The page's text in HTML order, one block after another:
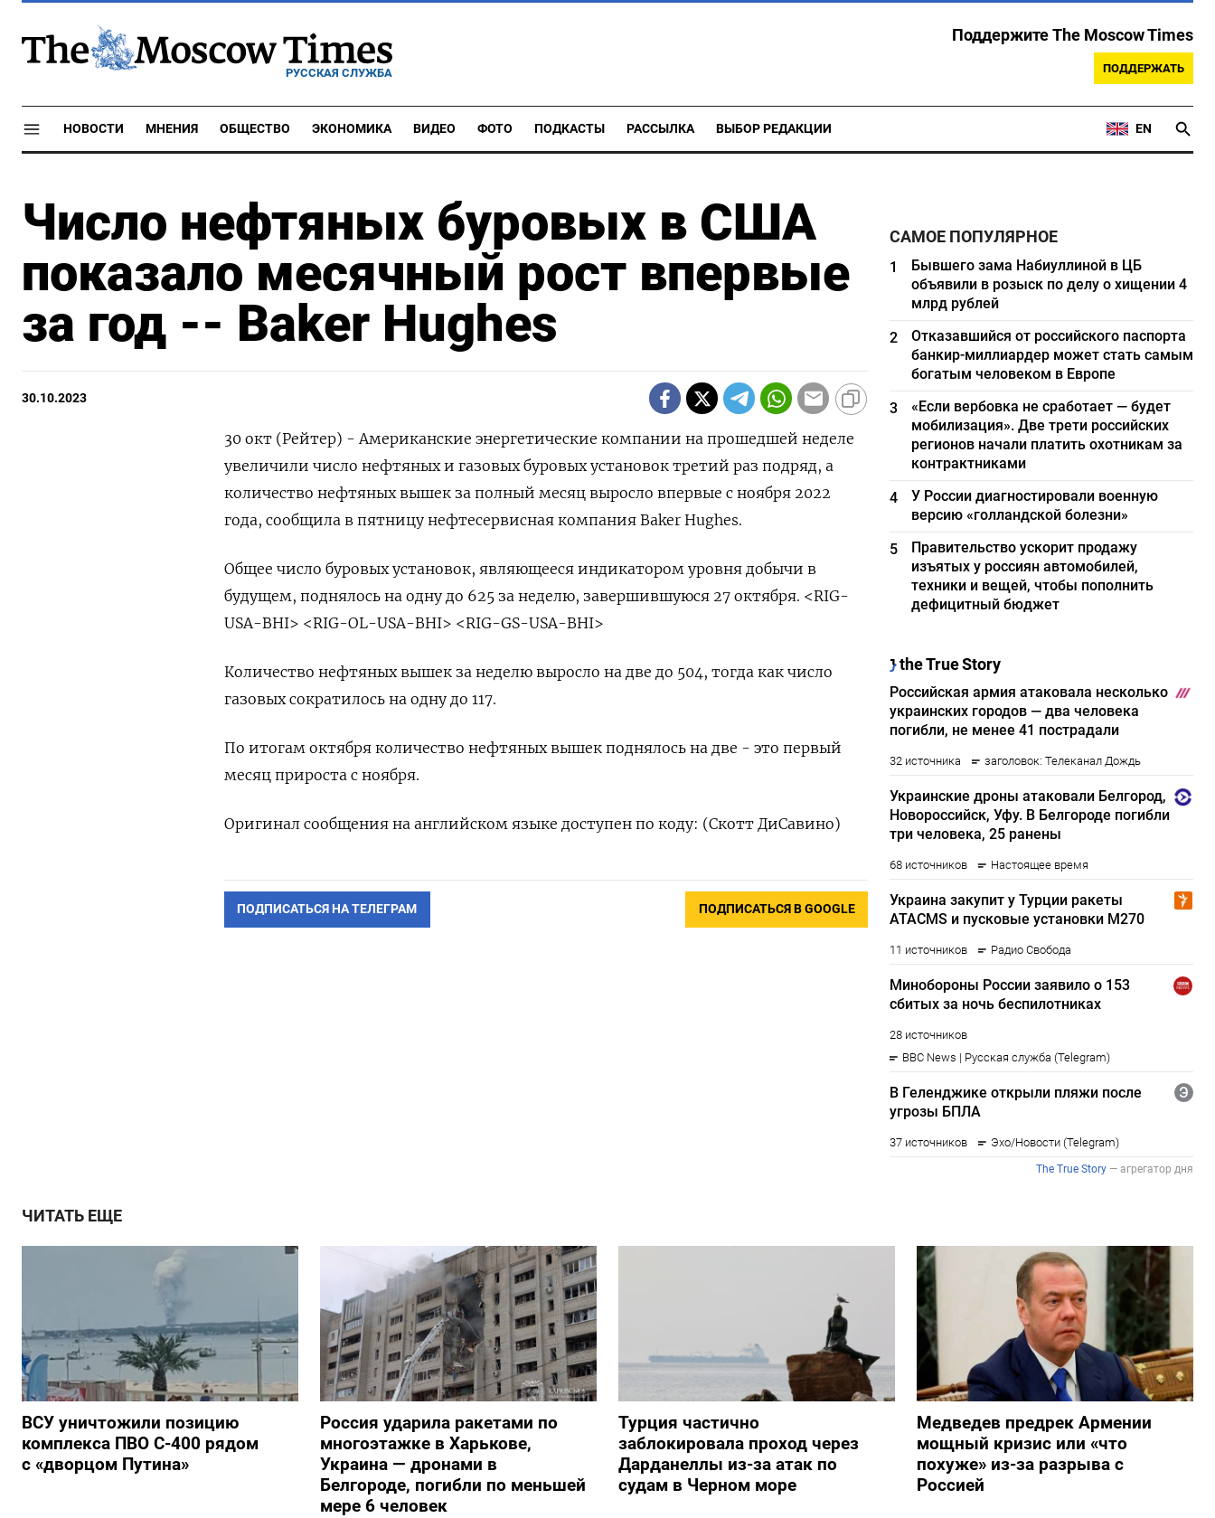
РУССКАЯ СЛУЖБА
Поддержите The Moscow Times
ПОДДЕРЖАТЬ
НОВОСТИ МНЕНИЯ ОБЩЕСТВО ЭКОНОМИКА ВИДЕО ФОТО ПОДКАСТЫ РАССЫЛКА ВЫБОР РЕДАКЦИИ EN
Число нефтяных буровых в США
показало месячный рост впервые
за год -- Baker Hughes
30.10.2023
30 окт (Рейтер) - Американские энергетические компании на прошедшей неделе
увеличили число нефтяных и газовых буровых установок третий раз подряд, а
количество нефтяных вышек за полный месяц выросло впервые с ноября 2022
года, сообщила в пятницу нефтесервисная компания Baker Hughes.
Общее число буровых установок, являющееся индикатором уровня добычи в
будущем, поднялось на одну до 625 за неделю, завершившуюся 27 октября. <RIG-
USA-BHI> <RIG-OL-USA-BHI> <RIG-GS-USA-BHI>
Количество нефтяных вышек за неделю выросло на две до 504, тогда как число
газовых сократилось на одну до 117.
По итогам октября количество нефтяных вышек поднялось на две - это первый
месяц прироста с ноября.
Оригинал сообщения на английском языке доступен по коду: (Скотт ДиСавино)
ПОДПИСАТЬСЯ НА ТЕЛЕГРАМ ПОДПИСАТЬСЯ В GOOGLE
САМОЕ ПОПУЛЯРНОЕ
1
Бывшего зама Набиуллиной в ЦБ
объявили в розыск по делу о хищении 4
млрд рублей
2
Отказавшийся от российского паспорта
банкир-миллиардер может стать самым
богатым человеком в Европе
3
«Если вербовка не сработает — будет
мобилизация». Две трети российских
регионов начали платить охотникам за
контрактниками
4
У России диагностировали военную
версию «голландской болезни»
5
Правительство ускорит продажу
изъятых у россиян автомобилей,
техники и вещей, чтобы пополнить
дефицитный бюджет
ЧИТАТЬ ЕЩЕ
ВСУ уничтожили позицию
комплекса ПВО С-400 рядом
с «дворцом Путина»
Россия ударила ракетами по
многоэтажке в Харькове,
Украина — дронами в
Белгороде, погибли по меньшей
мере 6 человек
Турция частично
заблокировала проход через
Дарданеллы из-за атак по
судам в Черном море
Медведев предрек Армении
мощный кризис или «что
похуже» из-за разрыва с
Россией